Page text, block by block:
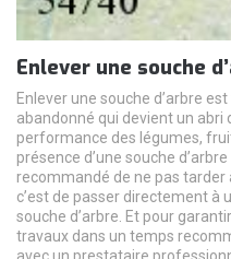
Enlever une souche
Enlever une souche d’arbre
abandonné qui devient un abri
performance des légumes,
présence d’une souche
recommandé de ne pas tarder
c’est de passer directement à
souche d’arbre. Et pour
travaux dans un temps